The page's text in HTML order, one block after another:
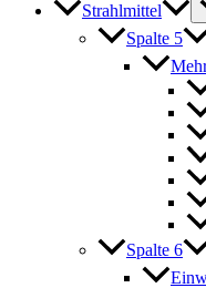
Strahlmittel
Spalte 5
Spalte 6